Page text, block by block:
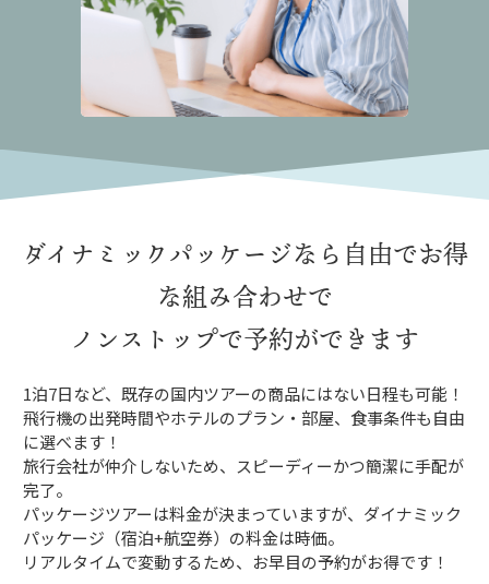
ダイナミックパッケージなら 自由でお得
な組み合わせで
ノンストップで予約ができます
1泊7日など、既存の国内ツアーの商品にはない日程も可能！
飛行機の出発時間やホテルのプラン・部屋、食事条件も自由
に選べます！
旅行会社が仲介しないため、スピーディーかつ簡潔に手配が
完了。
パッケージツアーは料金が決まっていますが、ダイナミック
パッケージ（宿泊+航空券）の料金は時価。
リアルタイムで変動するため、お早目の予約がお得です！